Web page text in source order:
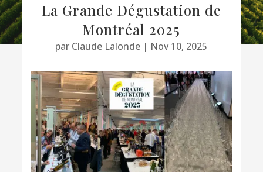
La Grande Dégustation de
Montréal 2025
par Claude Lalonde | Nov 10, 2025